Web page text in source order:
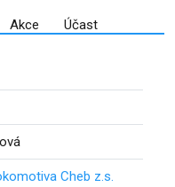
Akce Účast
Cheb z.s.